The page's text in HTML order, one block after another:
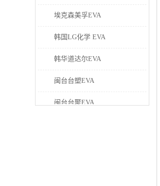
埃克森美孚EVA
韩国LG化学 EVA
韩华道达尔EVA
闽台台塑EVA
闽台台聚EVA